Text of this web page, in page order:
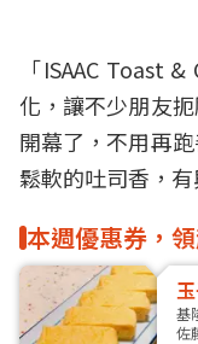
「ISAACToast &
化，讓不少朋友
開幕了，不用再
鬆軟的吐司香 ，
本週優惠券，
基
佐